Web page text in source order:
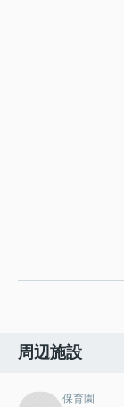
周辺施設
保育園